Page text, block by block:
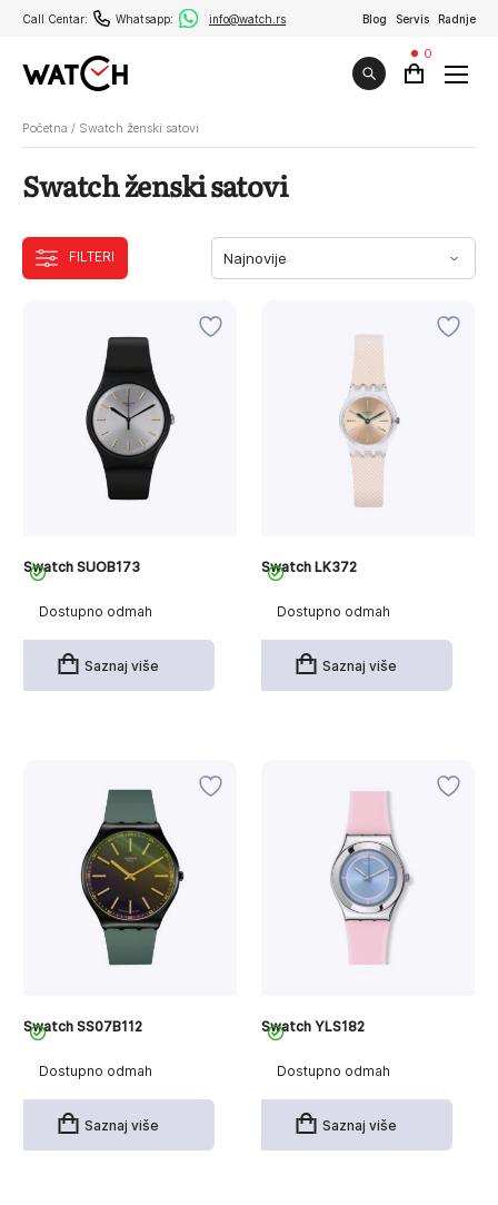
Call Centar: Whatsapp: info@watch.rs Blog Servis Radnje
0
Početna / Swatch ženski satovi
Swatch ženski satovi
FILTERI
Dostupno odmah
Swatch SUOB173
Saznaj više
Dostupno odmah
Swatch LK372
Saznaj više
Dostupno odmah
Swatch SS07B112
Saznaj više
Dostupno odmah
Swatch YLS182
Saznaj više